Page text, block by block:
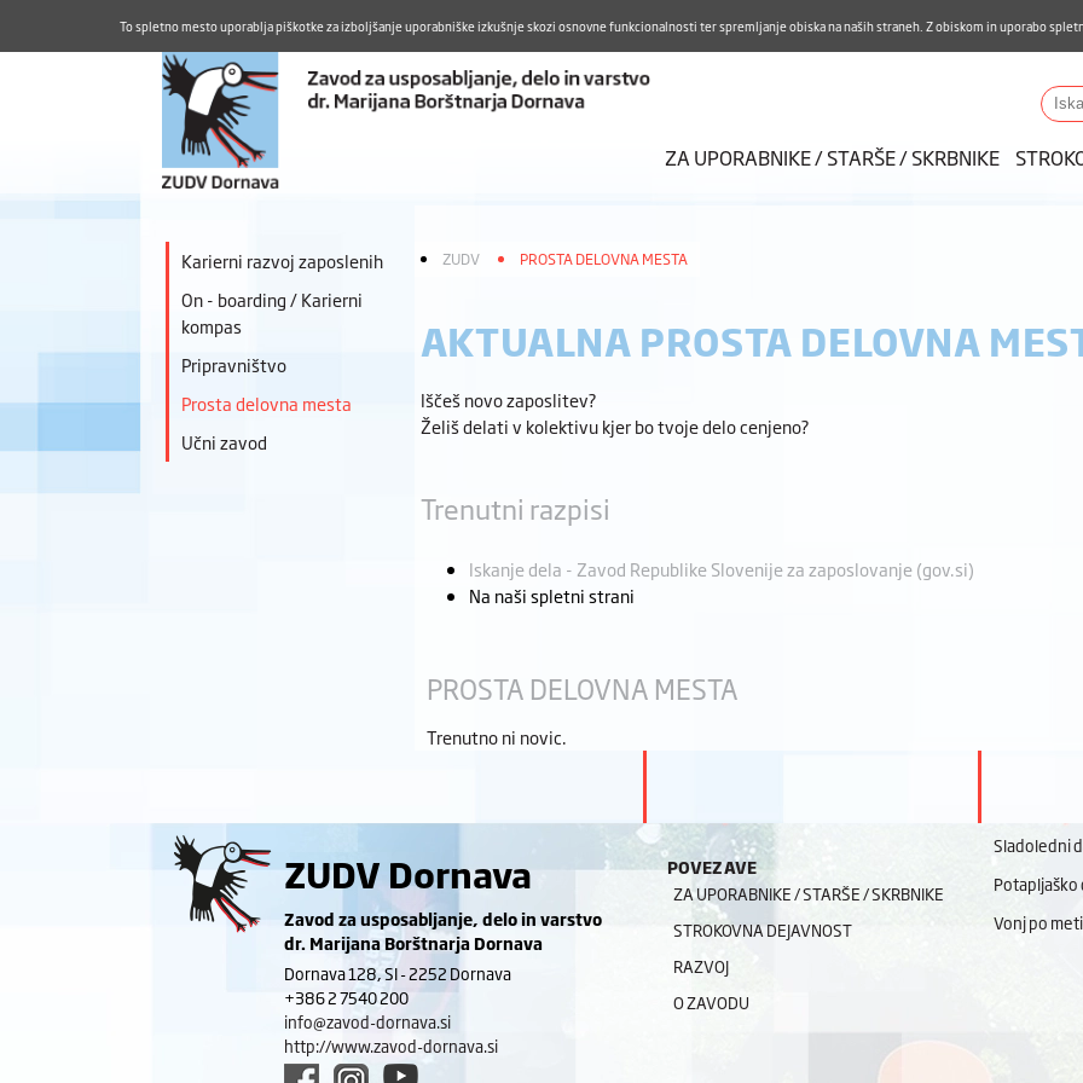
Aktualno Karierni razvoj Pohvale in pritožbe
Iskalnik
ZA UPORABNIKE / STARŠE / SKRBNIKE
Karierni razvoj zaposlenih
On - boarding / Karierni
kompas
Pripravništvo
Prosta delovna mesta
Učni zavod
ZUDV PROSTA DELOVNA MESTA
AKTUALNA PROSTA DELOVNA
Iščeš novo zaposlitev?
Želiš delati v kolektivu kjer bo tvoje delo cenjeno?
Trenutni razpisi
Iskanje dela - Zavod Republike Slovenije za zaposlovanje (gov.si)
Na naši spletni strani
PROSTA DELOVNA MESTA
Trenutno ni novic.
ZUDV Dornava
Zavod za usposabljanje, delo in varstvo
dr. Marijana Borštnarja Dornava
Dornava 128, SI - 2252 Dornava
+386 2 7540 200
info@zavod-dornava.si
http://www.zavod-dornava.si
POVEZAVE
ZA UPORABNIKE / STARŠE / SKRBNIKE
STROKOVNA DEJAVNOST
RAZVOJ
O ZAVODU
Sladoledni
Vonj po
To spletno mesto uporablja piškotke za izboljšanje uporabniške izkušnje skozi osnovne funkcionalnosti ter spremljanje obiska na naših straneh. Z obiskom in uporabo